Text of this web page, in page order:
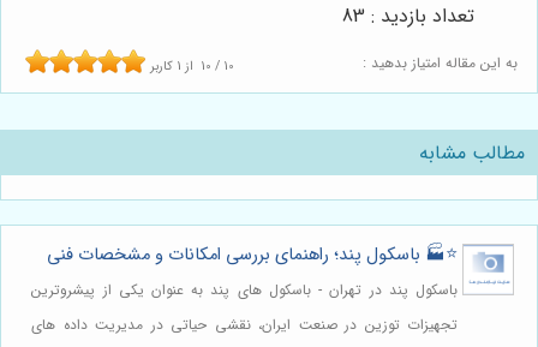
به این مقاله امتیاز بدهید : 10 / 10 از 1 کاربر
تعداد بازدید : 83
مطالب مشابه
⭐️🏭 باسکول پند؛ راهنمای بررسی امکانات و مشخصات فنی
باسکول پند در تهران - باسکول های پند به عنوان یکی از پیشروترین
تجهیزات توزین در صنعت ایران، نقشی حیاتی در مدیریت داده های